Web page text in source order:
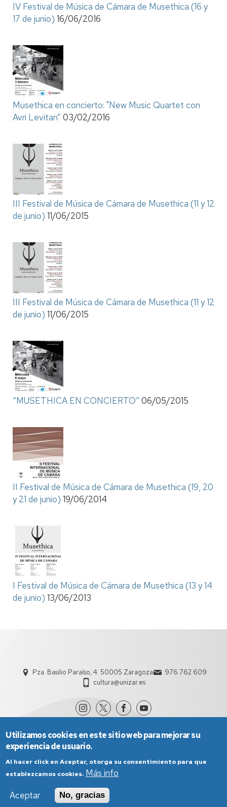
IV Festival de Música de Cámara de Musethica (16 y
17 de junio) 16/06/2016
Musethica en concierto: "New Music Quartet con
Avri Levitan” 03/02/2016
III Festival de Música de Cámara de Musethica (11 y 12
de junio) 11/06/2015
III Festival de Música de Cámara de Musethica (11 y 12
de junio) 11/06/2015
“MUSETHICA EN CONCIERTO” 06/05/2015
II Festival de Música de Cámara de Musethica (19, 20
y 21 de junio) 19/06/2014
I Festival de Música de Cámara de Musethica (13 y 14
de junio) 13/06/2013
Pza. Basilio Paraíso, 4. 50005 Zaragoza
976 762 609
cultura@unizar.es
Política de Privacidad
Utilizamos cookies en este sitio web para mejorar su
experiencia de usuario.
Al hacer click en Aceptar, otorga su consentimiento para que
establezcamos cookies. Más info
Aceptar
No, gracias